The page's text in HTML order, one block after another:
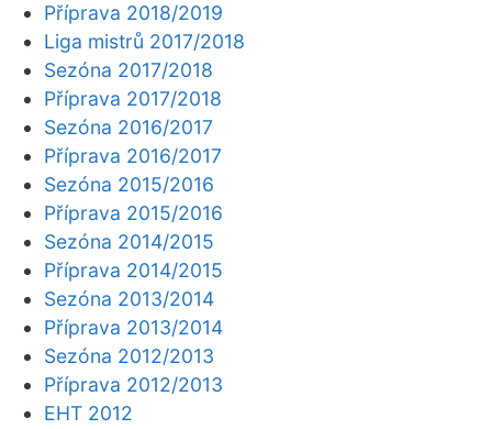
Příprava 2018/2019
Liga mistrů 2017/2018
Sezóna 2017/2018
Příprava 2017/2018
Sezóna 2016/2017
Příprava 2016/2017
Sezóna 2015/2016
Příprava 2015/2016
Sezóna 2014/2015
Příprava 2014/2015
Sezóna 2013/2014
Příprava 2013/2014
Sezóna 2012/2013
Příprava 2012/2013
EHT 2012